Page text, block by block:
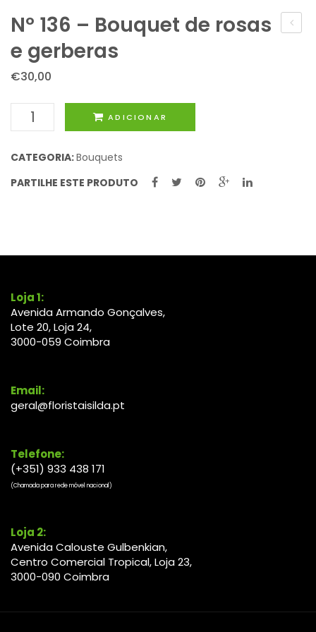
Nº 136 – Bouquet de rosas
e gerberas
€30,00
Quantidade
de
136
-
e
ADICIONAR
CATEGORIA:Bouquets
PARTILHE ESTE PRODUTO
Loja 1:
Avenida Armando Gonçalves,
Lote 20, Loja 24,
3000-059 Coimbra
Email:
geral@floristaisilda.pt
Telefone:
(+351) 933 438 171
(Chamada para rede móvel nacional)
Loja 2:
Avenida Calouste Gulbenkian,
Centro Comercial Tropical, Loja 23,
3000-090 Coimbra